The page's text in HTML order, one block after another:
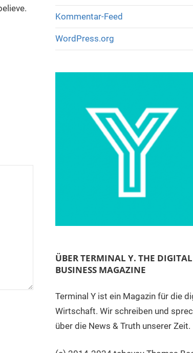
Kommentar-Feed
WordPress.org
ÜBER TERMINAL Y. THE DIGITAL
BUSINESS MAGAZINE
Terminal Y ist ein Magazin für die
Wirtschaft. Wir schreiben und
über die News & Truth unserer Zeit.